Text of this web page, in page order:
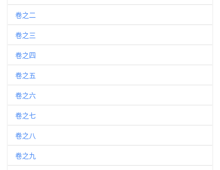
卷之二
卷之三
卷之四
卷之五
卷之六
卷之七
卷之八
卷之九